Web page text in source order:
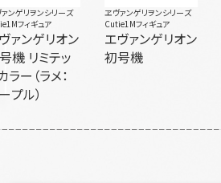
ンゲリヲンシリーズ
フィギュア
ァンゲリオン
機 リミテッ
ラー（ラメ：
プル）
ヱヴァンゲリヲンシリーズ
Cutie1Mフィギュア
エヴァンゲリオン
初号機